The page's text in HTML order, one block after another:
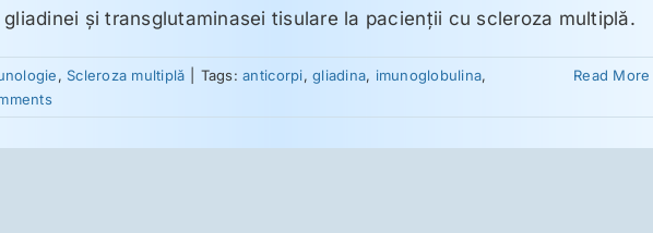
şi transglutaminasei tisulare la pacienţii cu scleroza multiplă.
, Scleroza multiplă Tags:anticorpi,gliadina, imunoglobulina,
Read More